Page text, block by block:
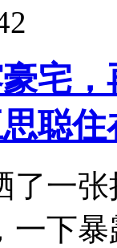
宅
聪
了一
一下